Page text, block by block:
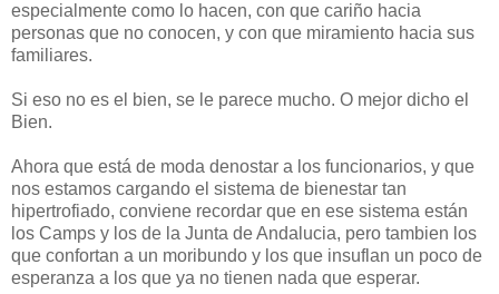
especialmente como lo hacen, con que cariño hacia
personas que no conocen, y con que miramiento hacia sus
familiares.
Si eso no es el bien, se le parece mucho. O mejor dicho el
Bien.
Ahora que está de moda denostar a los funcionarios, y que
nos estamos cargando el sistema de bienestar tan
hipertrofiado, conviene recordar que en ese sistema están
los Camps y los de la Junta de Andalucia, pero tambien los
que confortan a un moribundo y los que insuflan un poco de
esperanza a los que ya no tienen nada que esperar.